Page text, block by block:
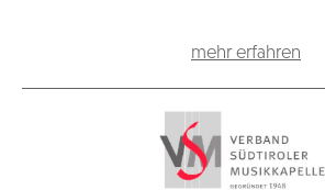
mehr erfahren